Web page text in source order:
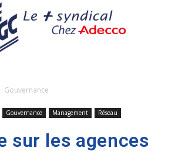
Gouvernance
Gouvernance Management Réseau
sur les agences